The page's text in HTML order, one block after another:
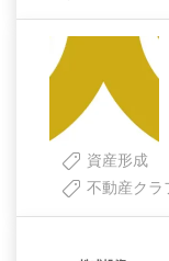
資産形成
不動産クラ